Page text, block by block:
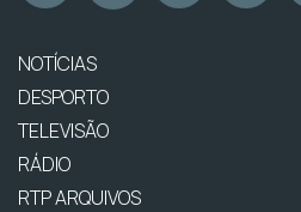
NOTÍCIAS
DESPORTO
TELEVISÃO
RÁDIO
RTP ARQUIVOS